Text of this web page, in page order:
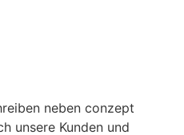
neben conzept
unsere Kunden und